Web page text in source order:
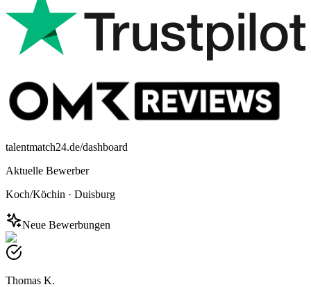
talentmatch24.de/dashboard
Aktuelle Bewerber
Koch/Köchin · Duisburg
Neue Bewerbungen
Thomas K.